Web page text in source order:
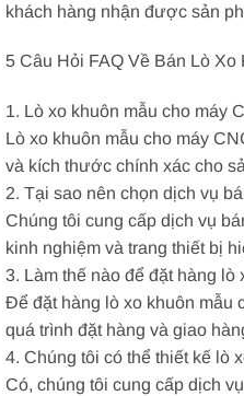
khách hàng nhận được sản
5 Câu Hỏi FAQ Về Bán Lò
1. Lò xo khuôn mẫu cho máy
Lò xo khuôn mẫu cho máy
và kích thước chính xác cho
2. Tại sao nên chọn dịch vụ
Chúng tôi cung cấp dịch vụ
kinh nghiệm và trang thiết bị
3. Làm thế nào để đặt hàng
Để đặt hàng lò xo khuôn mẫu
quá trình đặt hàng và giao
4. Chúng tôi có thể thiết kế lò
Có, chúng tôi cung cấp dịch